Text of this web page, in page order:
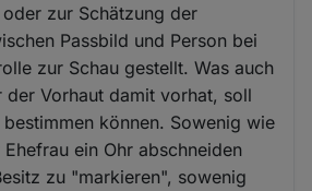
zur Schätzung der
Passbild und Person bei
zur Schau gestellt. Was auch
der Vorhaut damit vorhat, soll
können. Sowenig wie
ein Ohr abschneiden
zu "markieren", sowenig